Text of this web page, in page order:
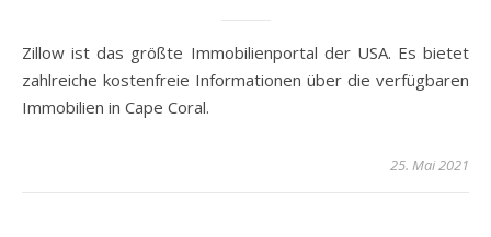
Zillow ist das größte Immobilienportal der USA. Es bietet
zahlreiche kostenfreie Informationen über die verfügbaren
Immobilien in Cape Coral.
25. Mai 2021